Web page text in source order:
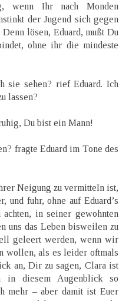
wenn Ihr nach Monden
der Jugend sich gegen
lösen, Eduard, mußt Du
ohne ihr die mindeste
sie sehen? rief Eduard. Ich
lassen?
Du bist ein Mann!
fragte Eduard im Tone des
Neigung zu vermitteln ist,
und fuhr, ohne auf Eduard’s
in seiner gewohnten
uns das Leben bisweilen zu
geleert werden, wenn wir
wollen, als es leider oftmals
an, Dir zu sagen, Clara ist
diesem Augenblick so
mehr – aber damit ist Euer